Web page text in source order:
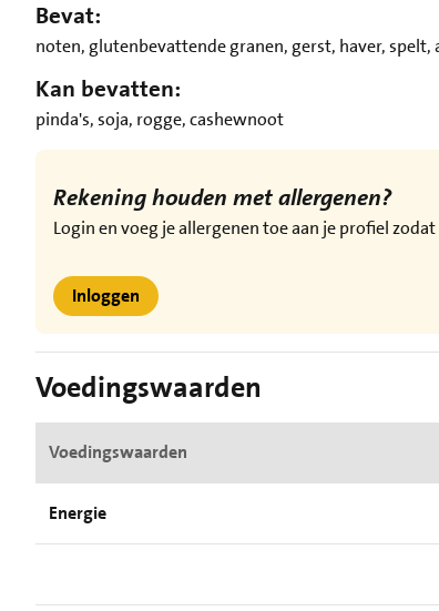
Bevat:
noten, glutenbevattende granen, gerst, haver,
Kan bevatten:
pinda's, soja, rogge, cashewnoot
Rekening houden met allergenen?
Login en voeg je allergenen toe aan je profiel
Inloggen
Voedingswaarden
Voedingswaarden
Energie